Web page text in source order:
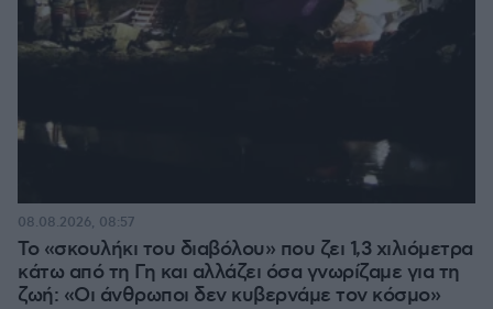
Το «σκουλήκι του διαβόλου» που ζει 1,3 χιλιόμετρα
κάτω από τη Γη και αλλάζει όσα γνωρίζαμε για τη
ζωή: «Οι άνθρωποι δεν κυβερνάμε τον κόσμο»
08.08.2026, 08:57